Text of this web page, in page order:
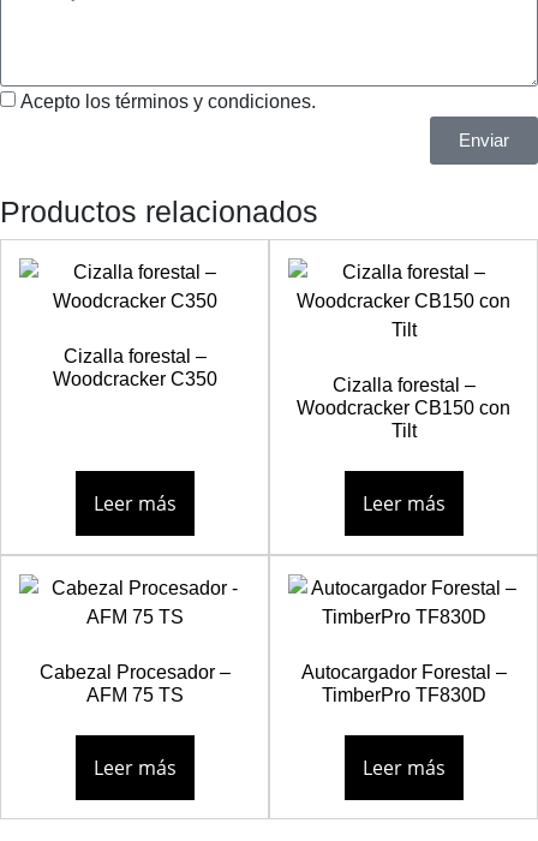
Acepto los términos y condiciones.
Enviar
Productos relacionados
Cizalla forestal –
Woodcracker C350
Leer más
Cizalla forestal –
Woodcracker CB150 con
Tilt
Leer más
Cabezal Procesador –
AFM 75 TS
Leer más
Autocargador Forestal –
TimberPro TF830D
Leer más